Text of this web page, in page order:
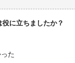
に立ちましたか？
た